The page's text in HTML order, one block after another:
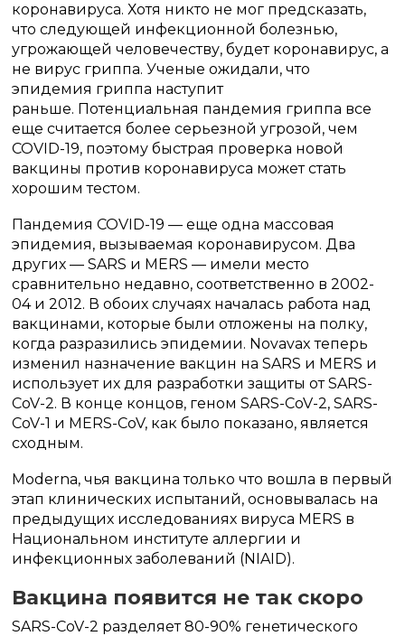
коронавируса.Хотя никто не мог предсказать,
что следующей инфекционной болезнью,
угрожающей человечеству, будет коронавирус, а
не вирус гриппа. Ученые ожидали, что
эпидемия гриппа наступит
раньше. Потенциальная пандемия гриппа все
еще считается более серьезной угрозой, чем
COVID-19, поэтому быстрая проверка новой
вакцины против коронавируса может стать
хорошим тестом.
Пандемия COVID-19 — еще одна массовая
эпидемия, вызываемая коронавирусом.Два
других — SARS и MERS — имели место
сравнительно недавно, соответственно в 2002-
04 и 2012. В обоих случаях началась работа над
вакцинами, которые были отложены на полку,
когда разразились эпидемии. Novavax теперь
изменил назначение вакцин на SARS и MERS и
использует их для разработки защиты от SARS-
CoV-2. В конце концов, геном SARS-CoV-2, SARS-
CoV-1 и MERS-CoV, как было показано, является
сходным.
Moderna, чья вакцина только что вошла в первый
этап клинических испытаний, основывалась на
предыдущих исследованиях вируса MERS в
Национальном институте аллергии и
инфекционных заболеваний (NIAID).
Вакцина появится не так скоро
SARS-CoV-2 разделяет 80-90% генетического